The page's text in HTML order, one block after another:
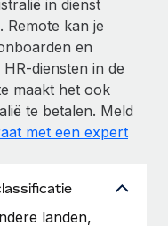
in dienst
Remote kan je
en
diensten in de
maakt het ook
te betalen. Meld
met een expert
landen,